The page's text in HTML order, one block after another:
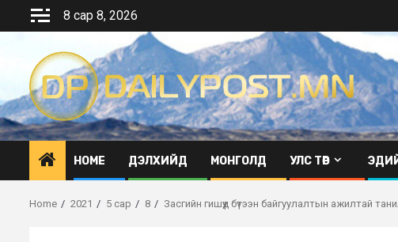
8 сар 8, 2026
HOME ДЭЛХИЙД МОНГОЛД УЛС ТӨР
Home 2021 5 сар 8 Засгийн гишүүд бүтээн байгуулалтын ажилтай